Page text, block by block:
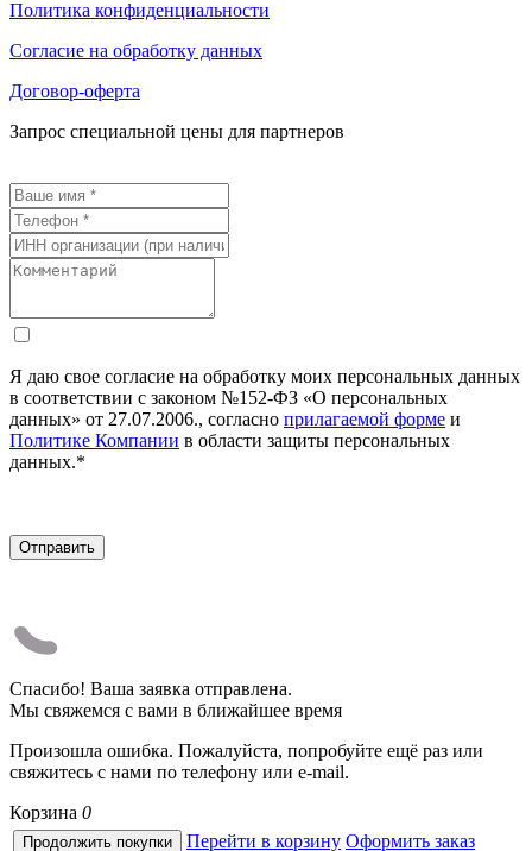
Политика конфиденциальности
Согласие на обработку данных
Договор-оферта
Запрос специальной цены для партнеров
Я даю свое согласие на обработку моих персональных данных
в соответствии с законом №152-ФЗ «О персональных
данных» от 27.07.2006., согласно прилагаемой форме и
Политике Компании в области защиты персональных
данных.*
Спасибо! Ваша заявка отправлена.
Мы свяжемся с вами в ближайшее время
Произошла ошибка. Пожалуйста, попробуйте ещё раз или
свяжитесь с нами по телефону или e-mail.
Корзина 0
Продолжить покупки Перейти в корзину Оформить заказ